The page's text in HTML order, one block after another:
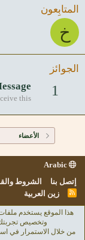
المتابِعون
خ
الجوائز
1
this.
الأعضاء
إتصل بنا
الشروط
R
زين العربية
هذا الموقع يستخدم
وتخصيص
من خلال الاستمرار في